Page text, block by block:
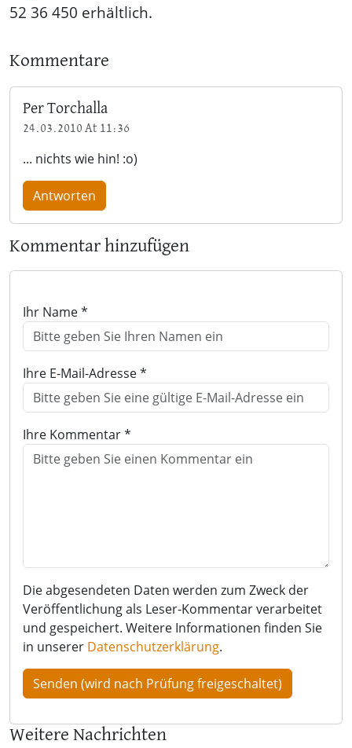
52 36 450 erhältlich.
Kommentare
Per Torchalla
24.03.2010 At 11:36
... nichts wie hin! :o)
Antworten
Kommentar hinzufügen
Ihr Name *
Ihre E-Mail-Adresse *
Ihre Kommentar *
Die abgesendeten Daten werden zum Zweck der
Veröffentlichung als Leser-Kommentar verarbeitet
und gespeichert. Weitere Informationen finden Sie
in unserer Datenschutzerklärung.
Weitere Nachrichten